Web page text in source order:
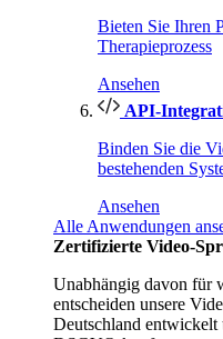
Bieten Sie Ihren
Therapieprozess
Ansehen
API-
Binden Sie die
bestehenden
Ansehen
Alle Anwendungen
Zertifizierte Video-
Unabhängig davon für
entscheiden unsere
Deutschland entwickelt